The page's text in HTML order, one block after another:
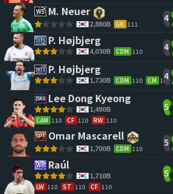
M. Neuer
2,880B GK 111
4
P. Højbjerg
4,030B CDM 110 4
P. Højbjerg
1,730B CDM 110 CM 109
4
Lee Dong Kyeong
1,490B
CAM 110 CF 110 RW 110
5
Omar Mascarell
1,700B CDM 110
5
Raúl
1,710B
LW 110 ST 110 CF 110
5